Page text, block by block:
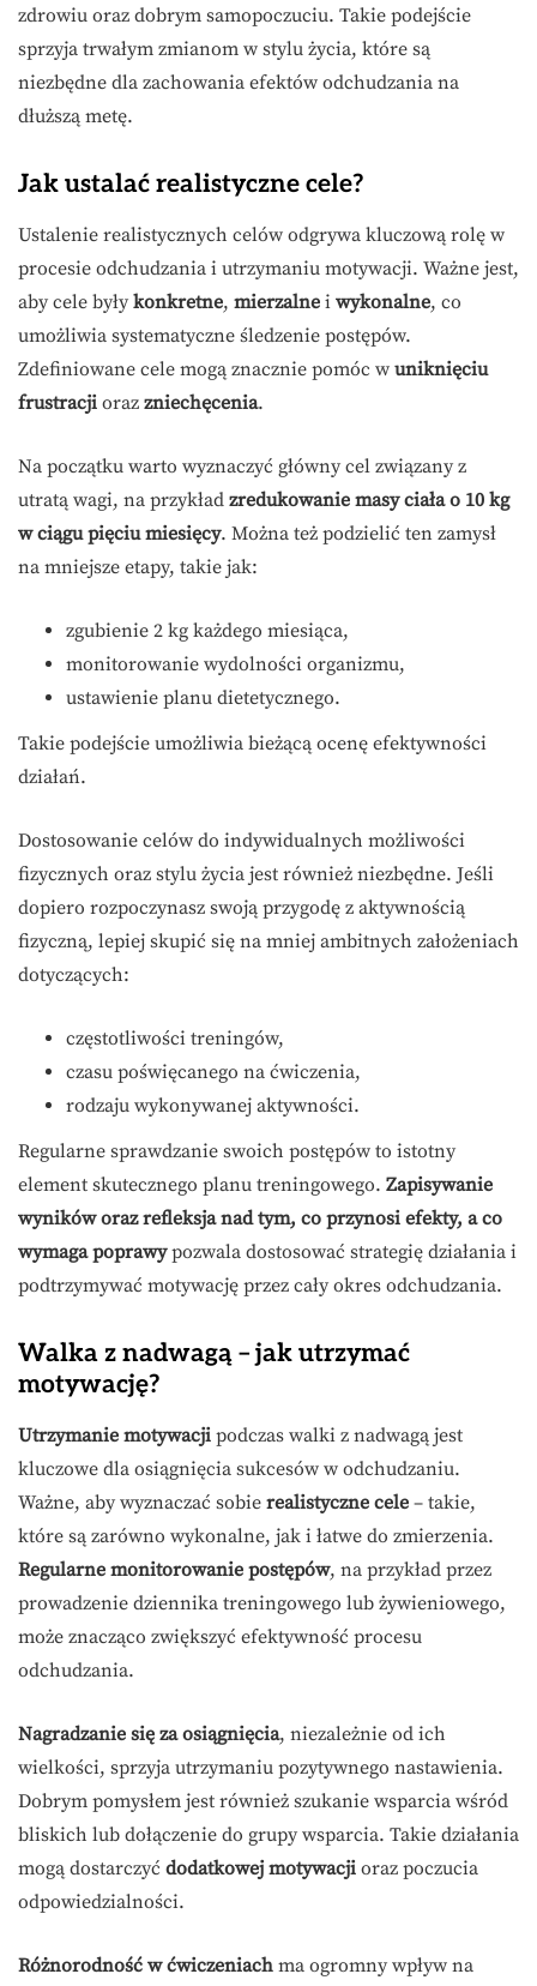
zdrowiu oraz dobrym samopoczuciu. Takie podejście
sprzyja trwałym zmianom w stylu życia, które są
niezbędne dla zachowania efektów odchudzania na
dłuższą metę.
Jak ustalać realistyczne cele?
Ustalenie realistycznych celów odgrywa kluczową rolę w
procesie odchudzania i utrzymaniu motywacji. Ważne jest,
aby cele były konkretne, mierzalne i wykonalne, co
umożliwia systematyczne śledzenie postępów.
Zdefiniowane cele mogą znacznie pomóc w uniknięciu
frustracji oraz zniechęcenia.
Na początku warto wyznaczyć główny cel związany z
utratą wagi, na przykład zredukowanie masy ciała o 10 kg
w ciągu pięciu miesięcy. Można też podzielić ten zamysł
na mniejsze etapy, takie jak:
zgubienie 2 kg każdego miesiąca,
monitorowanie wydolności organizmu,
ustawienie planu dietetycznego.
Takie podejście umożliwia bieżącą ocenę efektywności
działań.
Dostosowanie celów do indywidualnych możliwości
fizycznych oraz stylu życia jest również niezbędne. Jeśli
dopiero rozpoczynasz swoją przygodę z aktywnością
fizyczną, lepiej skupić się na mniej ambitnych założeniach
dotyczących:
częstotliwości treningów,
czasu poświęcanego na ćwiczenia,
rodzaju wykonywanej aktywności.
Regularne sprawdzanie swoich postępów to istotny
element skutecznego planu treningowego. Zapisywanie
wyników oraz refleksja nad tym, co przynosi efekty, a co
wymaga poprawypozwala dostosować strategię działania i
podtrzymywać motywację przez cały okres odchudzania.
Walka z nadwagą – jak utrzymać
motywację?
Utrzymanie motywacji podczas walki z nadwagą jest
kluczowe dla osiągnięcia sukcesów w odchudzaniu.
Ważne, aby wyznaczać sobie realistyczne cele – takie,
które są zarówno wykonalne, jak i łatwe do zmierzenia.
Regularne monitorowanie postępów, na przykład przez
prowadzenie dziennika treningowego lub żywieniowego,
może znacząco zwiększyć efektywność procesu
odchudzania.
Nagradzanie się za osiągnięcia, niezależnie od ich
wielkości, sprzyja utrzymaniu pozytywnego nastawienia.
Dobrym pomysłem jest również szukanie wsparcia wśród
bliskich lub dołączenie do grupy wsparcia. Takie działania
mogą dostarczyć dodatkowej motywacji oraz poczucia
odpowiedzialności.
Różnorodność w ćwiczeniach ma ogromny wpływ na